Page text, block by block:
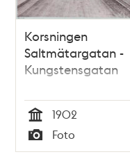
Korsningen
Saltmätargatan -
Kungstensgatan
Tid
1902
Typ
Foto